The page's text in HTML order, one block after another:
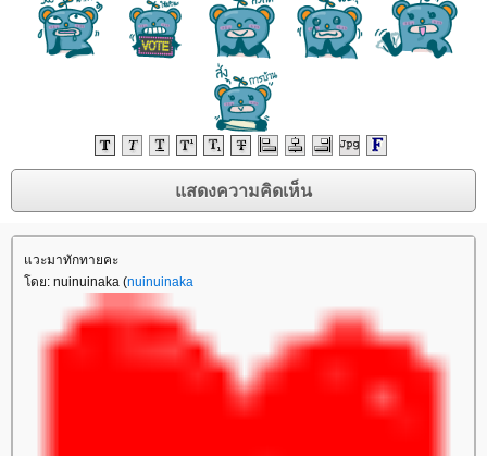
วะมาทักทายคะ
ดย: nuinuinaka (nuinuinaka